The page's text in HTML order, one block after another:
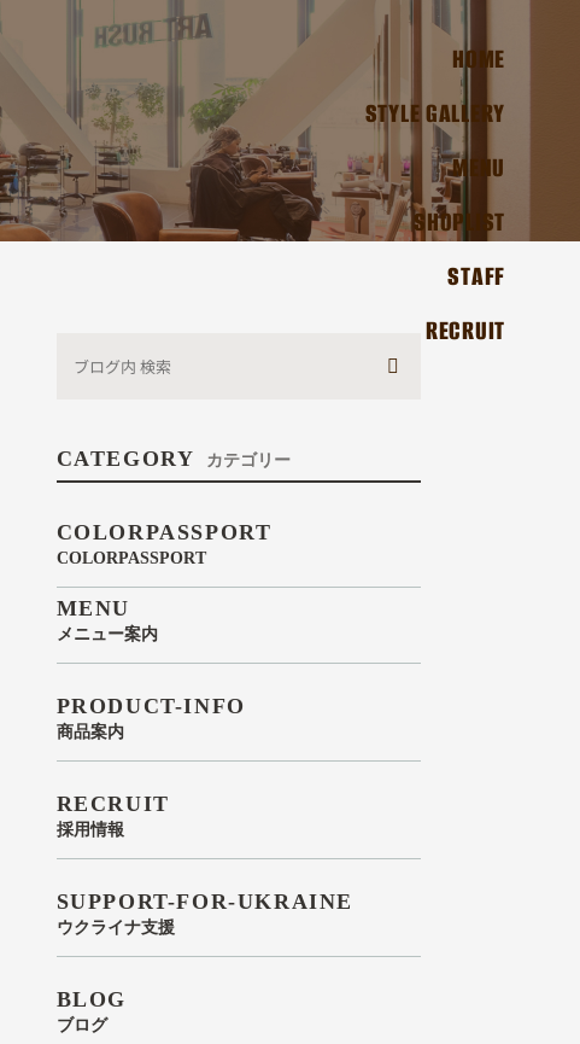
HOME
STYLE GALLERY
MENU
SHOPLIST
STAFF
RECRUIT
CATEGORY カテゴリー
BLOG
ブログ
PRODUCT-INFO
商品案内
RECRUIT
採用情報
SUPPORT-FOR-UKRAINE
ウクライナ支援
MENU
メニュー案内
COLORPASSPORT
COLORPASSPORT